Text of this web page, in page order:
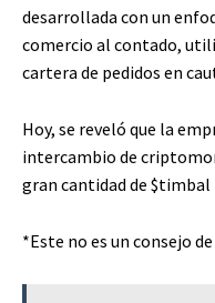
desarrollada con un
comercio al contado,
cartera de pedidos en
Hoy, se reveló que la
intercambio de
gran cantidad de $timbal
*Este no es un consejo